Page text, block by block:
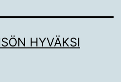
HYVÄKSI